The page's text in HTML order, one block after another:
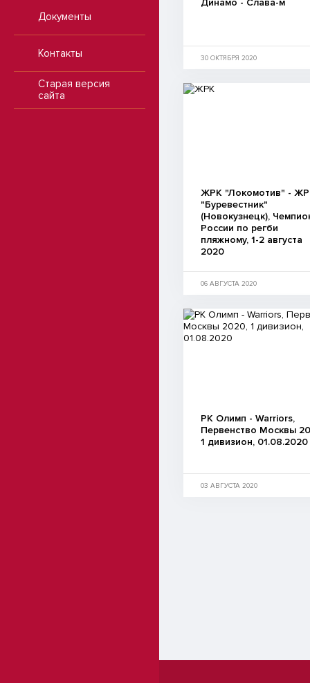
Документы
Контакты
Старая версия
сайта
Динамо - Слава-м
30 ОКТЯБРЯ 2020
ЖРК "Локомотив" -
"Буревестник"
(Новокузнецк),
России по регби
пляжному, 1-2 августа
2020
06 АВГУСТА 2020
РК Олимп - Warriors,
Первенство Москвы
1 дивизион, 01.08.2020
03 АВГУСТА 2020